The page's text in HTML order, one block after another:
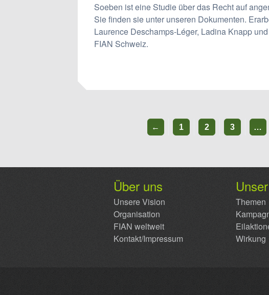
Soeben ist eine Studie über das Recht auf
Sie finden sie unter unseren Dokumenten.
Laurence Deschamps-Léger, Ladina Knapp
FIAN Schweiz.
← 1 2 3 …
Über uns
Unsere Vision
Organisation
FIAN weltweit
Kontakt/Impressum
Themen
Wirkung